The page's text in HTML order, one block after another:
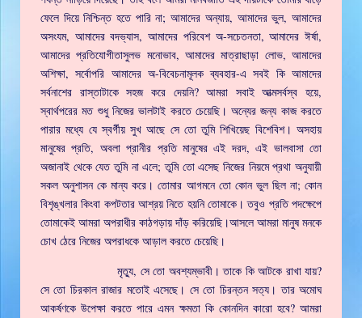
ফেলে দিয়ে নিশ্চিন্ত হতে পারি না; আমাদের অন্যায়, আমাদের ভুল, আমাদের
অসংযম, আমাদের বদভ্যাস, আমাদের পরিবেশ অ-সচেতনতা, আমাদের ঈর্ষা,
আমাদের প্রতিযোগীতাসুলভ মনোভাব, আমাদের মাত্রাছাড়া লোভ, আমাদের
অশিক্ষা, সর্বোপরি আমাদের অ-বিবেচনামূলক ব্যবহার-এ সবই কি আমাদের
সর্বনাশের রাস্তাটাকে সহজ করে দেয়নি? আমরা সবাই আত্মসর্বস্ব হয়ে,
স্বার্থপরের মত শুধু নিজের ভালটাই করতে চেয়েছি। অন্যের জন্য কাজ করতে
পারার মধ্যে যে স্বর্গীয় সুখ আছে সে তো তুমি শিখিয়েছ বিশেবিশ। অসহায়
মানুষের প্রতি, অবলা প্রানীর প্রতি মানুষের এই দরদ, এই ভালবাসা তো
অজানাই থেকে যেত তুমি না এলে; তুমি তো এসেছ নিজের নিয়মে প্রথা অনুযায়ী
সকল অনুশাসন কে মান্য করে। তোমার আগমনে তো কোন ভুল ছিল না; কোন
বিশৃঙ্খলার কিংবা কপটতার আশ্রয় নিতে হয়নি তোমাকে। তবুও প্রতি পদক্ষেপে
তোমাকেই আমরা অপরাধীর কাঠগড়ায় দাঁড় করিয়েছি।আসলে আমরা মানুষ মনকে
চোখ ঠেরে নিজের অপরাধকে আড়াল করতে চেয়েছি।
মৃত্যু, সে তো অবশ্যম্ভাবী। তাকে কি আটকে রাখা যায়?
সে তো চিরকাল রাজার মতোই এসেছে। সে তো চিরন্তন সত্য। তার অমোঘ
আকর্ষণকে উপেক্ষা করতে পারে এমন ক্ষমতা কি কোনদিন কারো হবে? আমরা